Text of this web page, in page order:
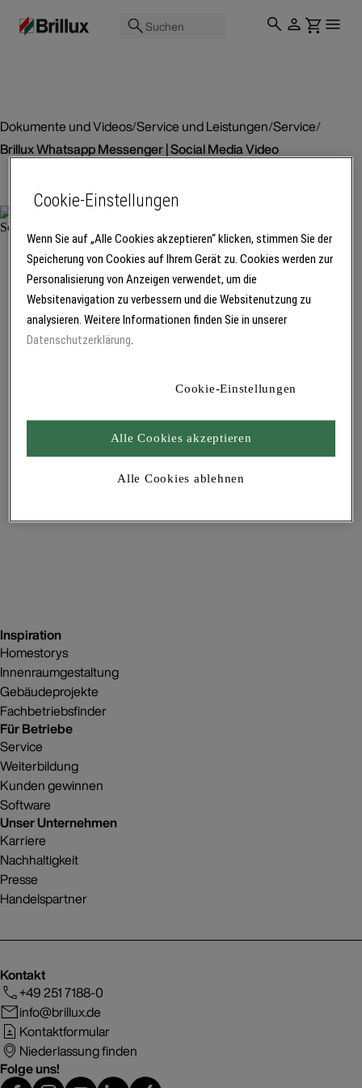
Suchen
Dokumente und Videos/Service und Leistungen/Service/
Brillux Whatsapp Messenger | Social Media Video
Brillux
Whatsapp
Messenger |
Social Media
Promoclip zum Whatsapp
Messenger Social Media
Dateigröße:
Letzte Änderung:
08.10.2025
Inspiration
Homestorys
Innenraumgestaltung
Gebäudeprojekte
Fachbetriebsfinder
Für Betriebe
Service
Weiterbildung
Kunden gewinnen
Software
Unser Unternehmen
Karriere
Nachhaltigkeit
Presse
Handelspartner
Kontakt
+49 251 7188-0
info@brillux.de
Kontaktformular
Niederlassung finden
Folge uns!
Cookie-Einstellungen
Wenn Sie auf „Alle Cookies akzeptieren“ klicken, stimmen Sie der
Speicherung von Cookies auf Ihrem Gerät zu. Cookies werden zur
Personalisierung von Anzeigen verwendet, um die
Websitenavigation zu verbessern und die Websitenutzung zu
analysieren. Weitere Informationen finden Sie in unserer
Datenschutzerklärung.
Cookie-Einstellungen
Alle Cookies ablehnen
Alle Cookies akzeptieren